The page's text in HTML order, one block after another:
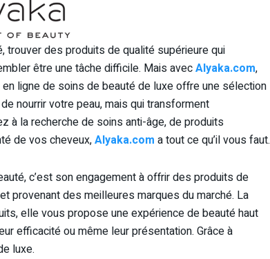
trouver des produits de qualité supérieure qui
être une tâche difficile. Mais avecAlyaka.com,
ligne de soins de beauté de luxe offre une sélection
nourrir votre peau, mais qui transforment
à la recherche de soins anti-âge, de produits
de vos cheveux,Alyaka.com a tout ce qu’il vous faut.
c’est son engagement à offrir des produits de
provenant des meilleures marques du marché. La
elle vous propose une expérience de beauté haut
efficacité ou même leur présentation. Grâce à
luxe.